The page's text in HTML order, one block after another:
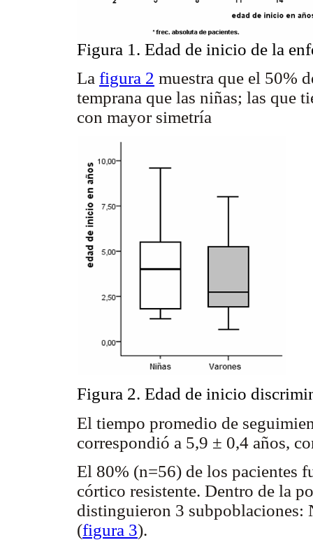
Figura 1. Edad de inicio de la
La figura 2 muestra que el 50%
temprana que las niñas; las que
con mayor simetría
Figura 2. Edad de inicio
El tiempo promedio de
correspondió a 5,9 ± 0,4 años,
El 80% (n=56) de los pacientes
córtico resistente. Dentro de la
distinguieron 3
(figura 3).